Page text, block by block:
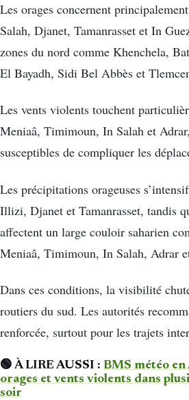
Les orages concernent
Salah, Djanet, Tamanrasset et In
zones du nord comme Khenchela,
El Bayadh, Sidi Bel Abbès et
Les vents violents touchent
Meniaâ, Timimoun, In Salah et
susceptibles de compliquer les
Les précipitations orageuses
Illizi, Djanet et Tamanrasset, tandis
affectent un large couloir saharien
Meniaâ, Timimoun, In Salah, Adrar
Dans ces conditions, la visibilité
routiers du sud. Les autorités
renforcée, surtout pour les trajets
🟢 À LIRE AUSSI : BMS météo en
orages et vents violents dans
soir